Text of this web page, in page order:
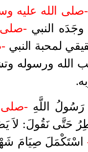
-صلى الله عليه
النبي-صلى
لمحبة النبي
ورسوله
.
رَسُولُ اللَّهِ-صلى
حَتَّى نَقُولَ: لاَ
اسْتَكْمَلَ صِيَامَ